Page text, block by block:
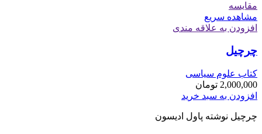
مقایسه
مشاهده سریع
افزودن به علاقه مندی
چرچیل
کتاب علوم سیاسی
2,000,000 تومان
افزودن به سبد خرید
چرچیل نوشته پاول ادیسون